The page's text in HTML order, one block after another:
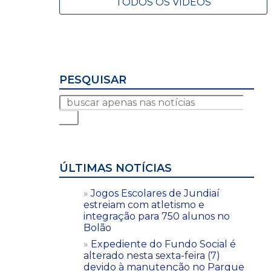
PESQUISAR
ÚLTIMAS NOTÍCIAS
Jogos Escolares de Jundiaí
estreiam com atletismo e
integração para 750 alunos no
Bolão
Expediente do Fundo Social é
alterado nesta sexta-feira (7)
devido à manutenção no Parque